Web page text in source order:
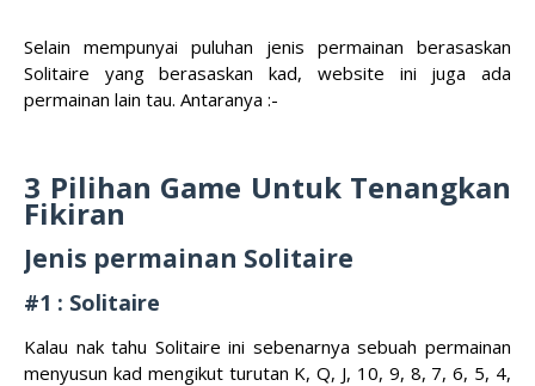
Selain mempunyai puluhan jenis permainan berasaskan
Solitaire yang berasaskan kad, website ini juga ada
permainan lain tau. Antaranya :-
3 Pilihan Game Untuk Tenangkan
Fikiran
Jenis permainan Solitaire
#1 : Solitaire
Kalau nak tahu Solitaire ini sebenarnya sebuah permainan
menyusun kad mengikut turutan K, Q, J, 10, 9, 8, 7, 6, 5, 4,